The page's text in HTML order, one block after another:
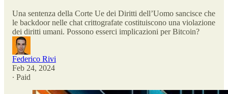
Una sentenza della Corte Ue dei Diritti dell’Uomo sancisce che
le backdoor nelle chat crittografate costituiscono una violazione
dei diritti umani. Possono esserci implicazioni per Bitcoin?
Federico Rivi
Feb 24, 2024
∙ Paid